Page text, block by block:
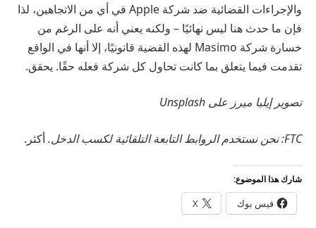
والإجراءات القضائية ضد شركة Apple في أي من الاتجاهين، لذا
فإن ما حدث هنا ليس نهائيًا – ولكنه يعني أنه على الرغم من
خسارة شركة Masimo لهذه القضية قانونيًا، إلا أنها في الواقع
تقدمت فيما يتعلق بما كانت تحاول كل شركة فعله حقًا. يحقق.
تصوير إيليا ميرز على Unsplash
FTC: نحن نستخدم الروابط التابعة التلقائية لكسب الدخل. أكثر.
شارك هذا الموضوع:
فيس بوك X